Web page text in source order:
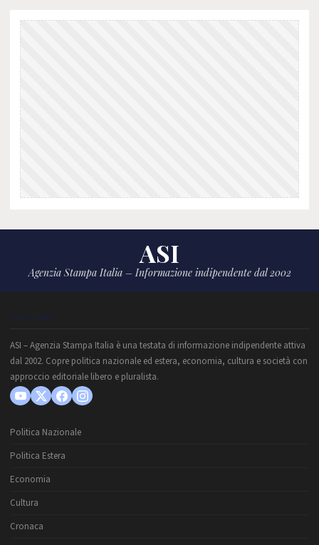
ASI
Agenzia Stampa Italia – Informazione indipendente dal 2002
CHI SIAMO
ASI – Agenzia Stampa Italia è una testata di informazione indipendente attiva
dal 2002. Copre politica nazionale ed estera, economia, cultura e società con
approccio editoriale libero e pluralista.
Politica Nazionale
Politica Estera
Economia
Cultura
Cronaca